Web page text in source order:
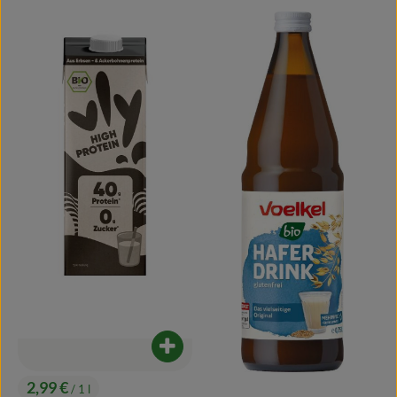
2,99 €/ 1 l
Produkt zum Warenkorb hinzufügen